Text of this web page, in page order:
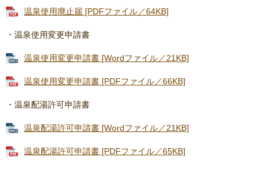
温泉使用廃止届 [PDFファイル／64KB]
​・温泉使用変更申請書
温泉使用変更申請書 [Wordファイル／21KB]
温泉使用変更申請書 [PDFファイル／66KB]
・温泉配湯許可申請書
温泉配湯許可申請書 [Wordファイル／21KB]
温泉配湯許可申請書 [PDFファイル／65KB]